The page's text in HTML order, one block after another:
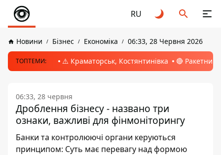
RU
Новини Бізнес Економіка 06:33, 28 Червня 2026
ТОПТЕМИ: ⚠️ Краматорськ, Костянтинівка 🔴 Ракетний
06:33, 28 червня
Дроблення бізнесу - названо три
ознаки, важливі для фінмоніторингу
Банки та контролюючі органи керуються
принципом: Суть має перевагу над формою